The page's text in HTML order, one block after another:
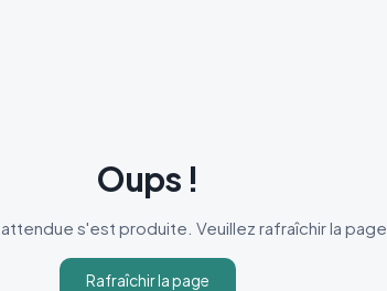
Oups !
s'est produite. Veuillez rafraîchir la page.
Rafraîchir la page